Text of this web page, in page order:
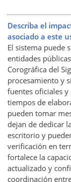
Describa el
asociado a este
El sistema puede
entidades
Corográfica del
procesamiento y
fuentes oficiales
tiempos de
pueden tomar
dejan de dedicar
escritorio y
verificación en
fortalece la
actualizado y
coordinación